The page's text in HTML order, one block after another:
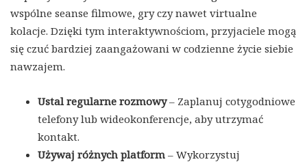
wspólne seanse filmowe, gry czy nawet virtualne
kolacje. Dzięki tym interaktywnościom, przyjaciele mogą
się czuć bardziej zaangażowani w codzienne życie siebie
nawzajem.
Ustal regularne rozmowy– Zaplanuj cotygodniowe
telefony lub wideokonferencje, aby utrzymać
kontakt.
Używaj różnych platform – Wykorzystuj